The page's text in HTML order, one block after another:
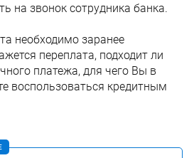
на звонок сотрудника банка.
необходимо заранее
переплата, подходит ли
платежа, для чего Вы в
воспользоваться кредитным